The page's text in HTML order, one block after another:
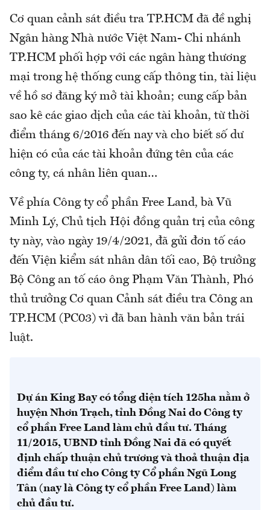
Cơ quan cảnh sát điều tra TP.HCM đã đề nghị
Ngân hàng Nhà nước Việt Nam- Chi nhánh
TP.HCM phối hợp với các ngân hàng thương
mại trong hệ thống cung cấp thông tin, tài liệu
về hồ sơ đăng ký mở tài khoản; cung cấp bản
sao kê các giao dịch của các tài khoản, từ thời
điểm tháng 6/2016 đến nay và cho biết số dư
hiện có của các tài khoản đứng tên của các
công ty, cá nhân liên quan…
Về phía Công ty cổ phần Free Land, bà Vũ
Minh Lý, Chủ tịch Hội đồng quản trị của công
ty này, vào ngày 19/4/2021, đã gửi đơn tố cáo
đến Viện kiểm sát nhân dân tối cao, Bộ trưởng
Bộ Công an tố cáo ông Phạm Văn Thành, Phó
thủ trưởng Cơ quan Cảnh sát điều tra Công an
TP.HCM (PC03) vì đã ban hành văn bản trái
luật.
Dự án King Bay có tổng diện tích 125ha nằm ở
huyện Nhơn Trạch, tỉnh Đồng Nai do Công ty
cổ phần Free Land làm chủ đầu tư. Tháng
11/2015, UBND tỉnh Đồng Nai đã có quyết
định chấp thuận chủ trương và thoả thuận địa
điểm đầu tư cho Công ty Cổ phần Ngũ Long
Tân (nay là Công ty cổ phần Free Land) làm
chủ đầu tư.